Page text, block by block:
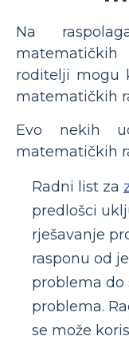
Na
roditelji mogu
matematičkih
Evo nekih
matematičkih
Radni list za
predlošci
rješavanje
rasponu od
problema do
problema.
se može